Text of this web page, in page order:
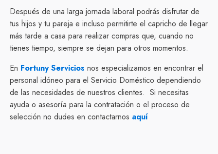
Después de una larga jornada laboral podrás disfrutar de
tus hijos y tu pareja e incluso permitirte el capricho de llegar
más tarde a casa para realizar compras que, cuando no
tienes tiempo, siempre se dejan para otros momentos.
En Fortuny Servicios nos especializamos en encontrar el
personal idóneo para el Servicio Doméstico dependiendo
de las necesidades de nuestros clientes. Si necesitas
ayuda o asesoría para la contratación o el proceso de
selección no dudes en contactarnos aquí